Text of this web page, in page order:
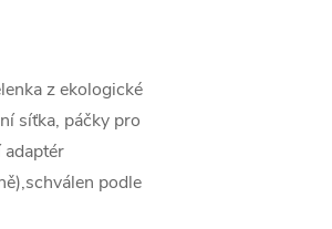
z ekologické
síťka, páčky pro
podle